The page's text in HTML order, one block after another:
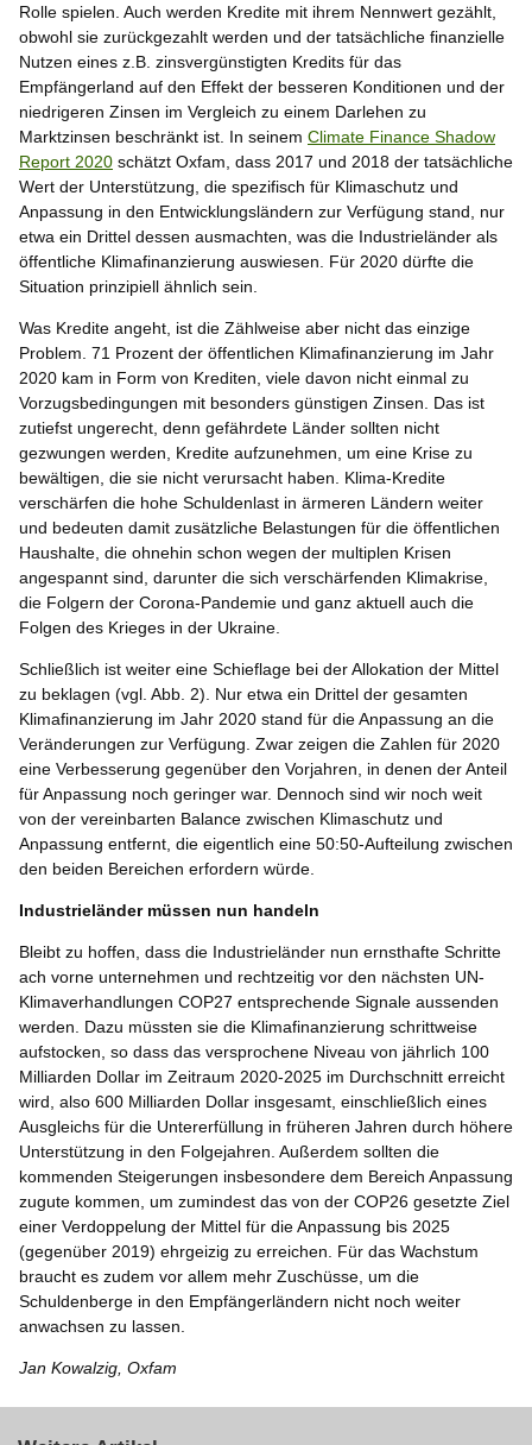
Rolle spielen. Auch werden Kredite mit ihrem Nennwert gezählt,
obwohl sie zurückgezahlt werden und der tatsächliche finanzielle
Nutzen eines z.B. zinsvergünstigten Kredits für das
Empfängerland auf den Effekt der besseren Konditionen und der
niedrigeren Zinsen im Vergleich zu einem Darlehen zu
Marktzinsen beschränkt ist. In seinem Climate Finance Shadow
Report 2020 schätzt Oxfam, dass 2017 und 2018 der tatsächliche
Wert der Unterstützung, die spezifisch für Klimaschutz und
Anpassung in den Entwicklungsländern zur Verfügung stand, nur
etwa ein Drittel dessen ausmachten, was die Industrieländer als
öffentliche Klimafinanzierung auswiesen. Für 2020 dürfte die
Situation prinzipiell ähnlich sein.
Was Kredite angeht, ist die Zählweise aber nicht das einzige
Problem. 71 Prozent der öffentlichen Klimafinanzierung im Jahr
2020 kam in Form von Krediten, viele davon nicht einmal zu
Vorzugsbedingungen mit besonders günstigen Zinsen. Das ist
zutiefst ungerecht, denn gefährdete Länder sollten nicht
gezwungen werden, Kredite aufzunehmen, um eine Krise zu
bewältigen, die sie nicht verursacht haben. Klima-Kredite
verschärfen die hohe Schuldenlast in ärmeren Ländern weiter
und bedeuten damit zusätzliche Belastungen für die öffentlichen
Haushalte, die ohnehin schon wegen der multiplen Krisen
angespannt sind, darunter die sich verschärfenden Klimakrise,
die Folgern der Corona-Pandemie und ganz aktuell auch die
Folgen des Krieges in der Ukraine.
Schließlich ist weiter eine Schieflage bei der Allokation der Mittel
zu beklagen (vgl. Abb. 2). Nur etwa ein Drittel der gesamten
Klimafinanzierung im Jahr 2020 stand für die Anpassung an die
Veränderungen zur Verfügung. Zwar zeigen die Zahlen für 2020
eine Verbesserung gegenüber den Vorjahren, in denen der Anteil
für Anpassung noch geringer war. Dennoch sind wir noch weit
von der vereinbarten Balance zwischen Klimaschutz und
Anpassung entfernt, die eigentlich eine 50:50-Aufteilung zwischen
den beiden Bereichen erfordern würde.
Industrieländer müssen nun handeln
Bleibt zu hoffen, dass die Industrieländer nun ernsthafte Schritte
ach vorne unternehmen und rechtzeitig vor den nächsten UN-
Klimaverhandlungen COP27 entsprechende Signale aussenden
werden. Dazu müssten sie die Klimafinanzierung schrittweise
aufstocken, so dass das versprochene Niveau von jährlich 100
Milliarden Dollar im Zeitraum 2020-2025 im Durchschnitt erreicht
wird, also 600 Milliarden Dollar insgesamt, einschließlich eines
Ausgleichs für die Untererfüllung in früheren Jahren durch höhere
Unterstützung in den Folgejahren. Außerdem sollten die
kommenden Steigerungen insbesondere dem Bereich Anpassung
zugute kommen, um zumindest das von der COP26 gesetzte Ziel
einer Verdoppelung der Mittel für die Anpassung bis 2025
(gegenüber 2019) ehrgeizig zu erreichen. Für das Wachstum
braucht es zudem vor allem mehr Zuschüsse, um die
Schuldenberge in den Empfängerländern nicht noch weiter
anwachsen zu lassen.
Jan Kowalzig, Oxfam